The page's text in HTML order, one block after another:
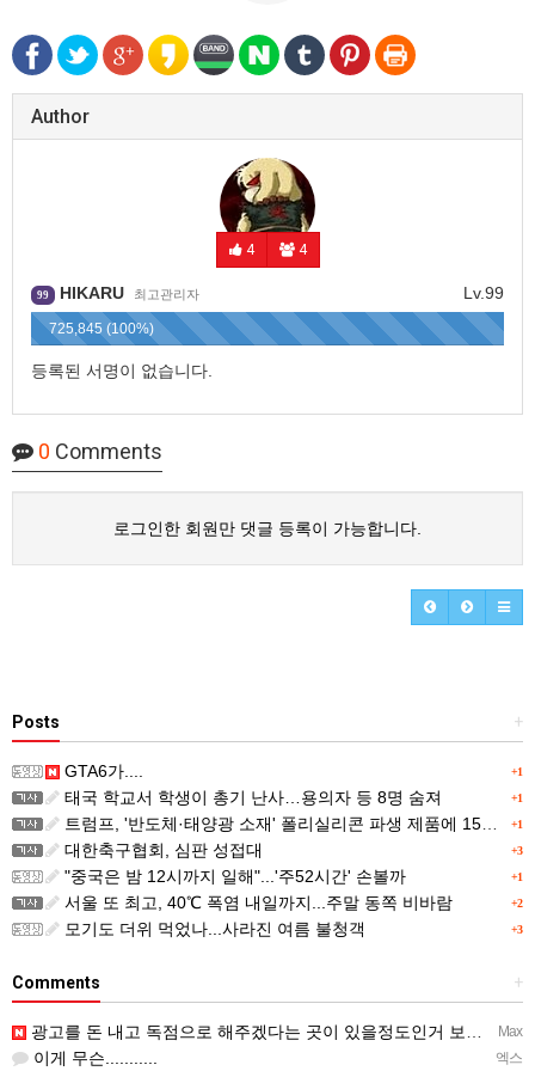
Author
4 4
Lv.99
99 HIKARU 최고관리자
725,845 (100%)
등록된 서명이 없습니다.
0 Comments
로그인한 회원만 댓글 등록이 가능합니다.
+
Posts
+1
GTA6가....
+1
태국 학교서 학생이 총기 난사…용의자 등 8명 숨져
+1
트럼프, '반도체·태양광 소재' 폴리실리콘 파생 제품에 15% 관세...한국 기업도 영향
+3
대한축구협회, 심판 성접대
+1
"중국은 밤 12시까지 일해"...'주52시간' 손볼까
+2
서울 또 최고, 40℃ 폭염 내일까지...주말 동쪽 비바람
+3
모기도 더위 먹었나...사라진 여름 불청객
+
Comments
Max
광고를 돈 내고 독점으로 해주겠다는 곳이 있을정도인거 보면 어마어마한 게임은 맞는듯 ㅡ..ㅡ... 여태까지 …
엑스
이게 무슨...........